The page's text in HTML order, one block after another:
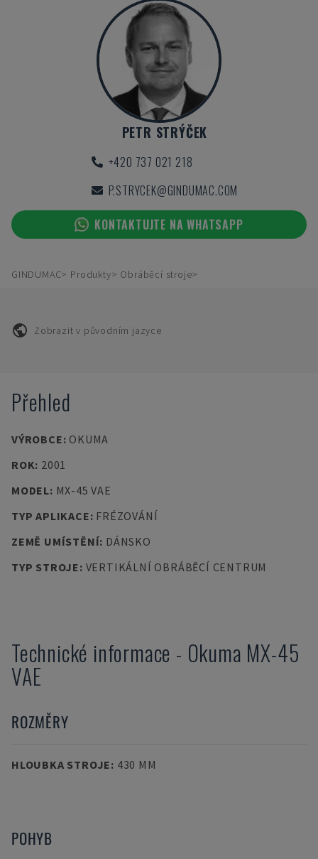
PETR STRÝČEK
+420 737 021 218
P.STRYCEK@GINDUMAC.COM
KONTAKTUJTE NA WHATSAPP
GINDUMAC Produkty Obráběcí stroje
Zobrazit v původním jazyce
Přehled
VÝROBCE: OKUMA
ROK: 2001
MODEL: MX-45 VAE
TYP APLIKACE: FRÉZOVÁNÍ
ZEMĚ UMÍSTĚNÍ: DÁNSKO
TYP STROJE: VERTIKÁLNÍ OBRÁBĚCÍ CENTRUM
Technické informace - Okuma MX-45
VAE
ROZMĚRY
HLOUBKA STROJE: 430 MM
POHYB